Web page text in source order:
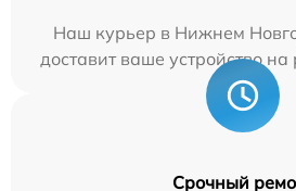
Наш курьер в Нижнем
доставит ваше устройство
Срочный